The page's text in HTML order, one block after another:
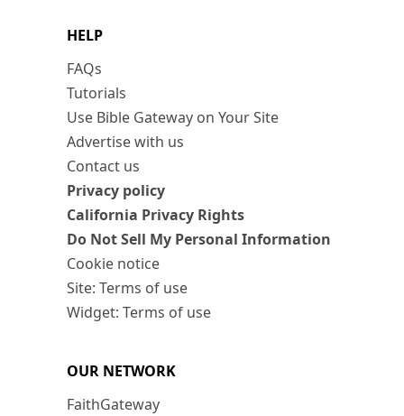
HELP
FAQs
Tutorials
Use Bible Gateway on Your Site
Advertise with us
Contact us
Privacy policy
California Privacy Rights
Do Not Sell My Personal Information
Cookie notice
Site: Terms of use
Widget: Terms of use
OUR NETWORK
FaithGateway